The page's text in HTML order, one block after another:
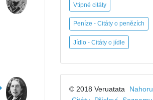
Vtipné citáty
Peníze - Citáty o penězích
Jídlo - Citáty o jídle
© 2018 Veruatata Nahoru